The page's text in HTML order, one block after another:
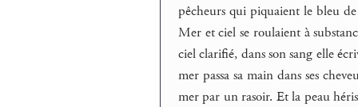
pêcheurs qui piquaient le bleu
Mer et ciel se roulaient à
ciel clarifié, dans son sang elle
mer passa sa main dans ses
mer par un rasoir. Et la peau